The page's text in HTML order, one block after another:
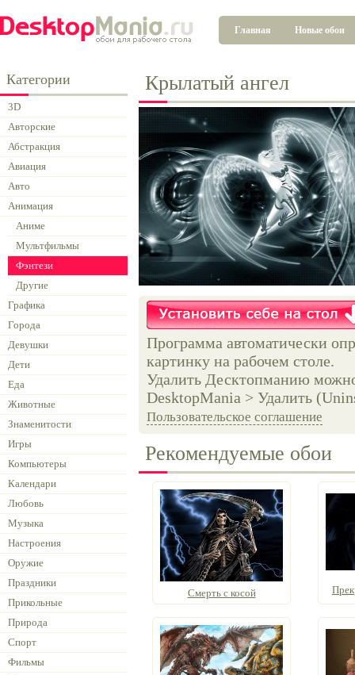
Главная Новые обои
Категории
3D
Авторские
Абстракция
Авиация
Авто
Анимация
Аниме
Мультфильмы
Фэнтези
Другие
Графика
Города
Девушки
Дети
Еда
Животные
Знаменитости
Игры
Компьютеры
Календари
Любовь
Музыка
Настроения
Оружие
Праздники
Прикольные
Природа
Спорт
Фильмы
Крылатый ангел
Программа автоматически
картинку на рабочем столе.
Удалить Десктопманию
DesktopMania > Удалить
Пользовательское соглашение
Рекомендуемые обои
Смерть с косой